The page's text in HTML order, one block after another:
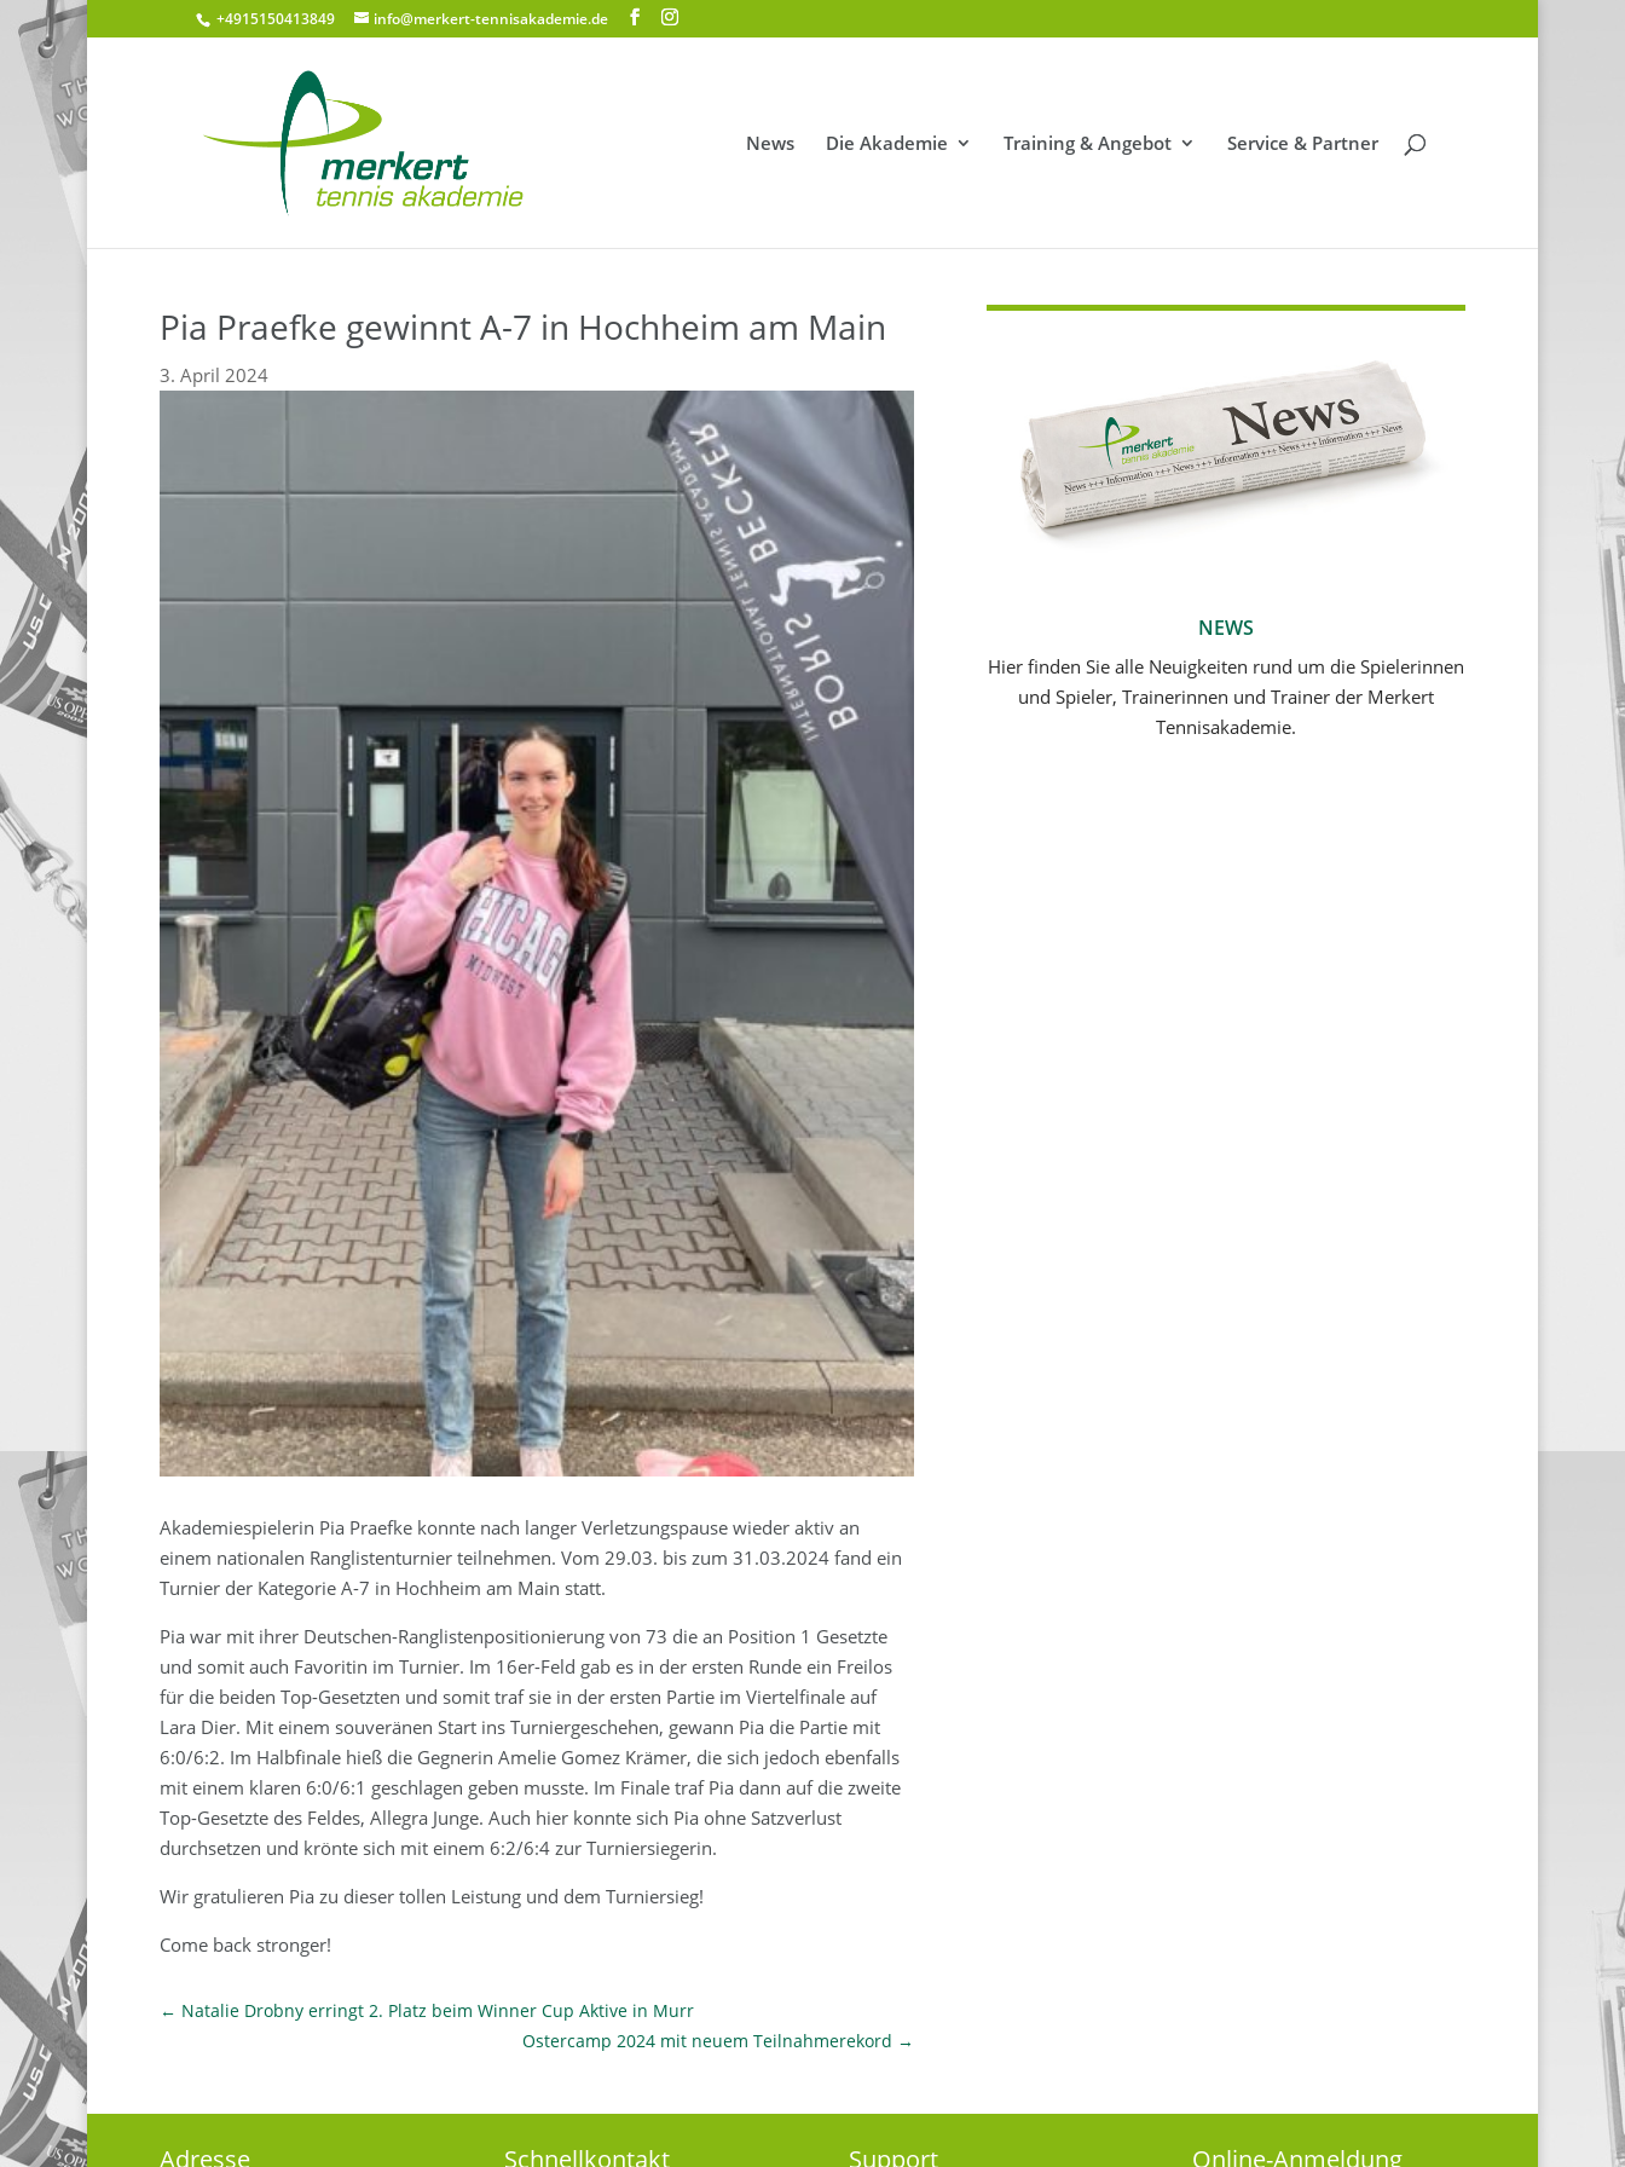
+4915150413849 info@merkert-tennisakademie.de
News Die Akademie Training & Angebot Service & Partner
Pia Praefke gewinnt A-7 in Hochheim am Main
3. April 2024
Akademiespielerin Pia Praefke konnte nach langer Verletzungspause wieder aktiv an
einem nationalen Ranglistenturnier teilnehmen. Vom 29.03. bis zum 31.03.2024 fand ein
Turnier der Kategorie A-7 in Hochheim am Main statt.
Pia war mit ihrer Deutschen-Ranglistenpositionierung von 73 die an Position 1 Gesetzte
und somit auch Favoritin im Turnier. Im 16er-Feld gab es in der ersten Runde ein Freilos
für die beiden Top-Gesetzten und somit traf sie in der ersten Partie im Viertelfinale auf
Lara Dier. Mit einem souveränen Start ins Turniergeschehen, gewann Pia die Partie mit
6:0/6:2. Im Halbfinale hieß die Gegnerin Amelie Gomez Krämer, die sich jedoch ebenfalls
mit einem klaren 6:0/6:1 geschlagen geben musste. Im Finale traf Pia dann auf die zweite
Top-Gesetzte des Feldes, Allegra Junge. Auch hier konnte sich Pia ohne Satzverlust
durchsetzen und krönte sich mit einem 6:2/6:4 zur Turniersiegerin.
Wir gratulieren Pia zu dieser tollen Leistung und dem Turniersieg!
Come back stronger!
← Natalie Drobny erringt 2. Platz beim Winner Cup Aktive in Murr
Ostercamp 2024 mit neuem Teilnahmerekord →
NEWS
Hier finden Sie alle Neuigkeiten rund um die Spielerinnen
und Spieler, Trainerinnen und Trainer der Merkert
Tennisakademie.
Adresse Schnellkontakt Support Online-Anmeldung